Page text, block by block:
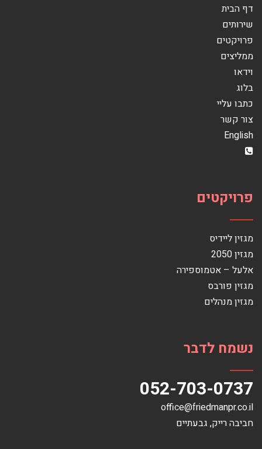
דף הבית
שירותים
פרויקטים
ממליצים
וידאו
בלוג
כתבו עליי
צור קשר
English
פרויקטים
מגזין ליידיס
מגזין 2050
אלעל – אטמוספירה
מגזין פורבס
מגזין מנהלים
נשמח לדבר
052-703-0737
office@friedmanpr.co.il
חביבה רייק‏, ‏גבעתיים‏